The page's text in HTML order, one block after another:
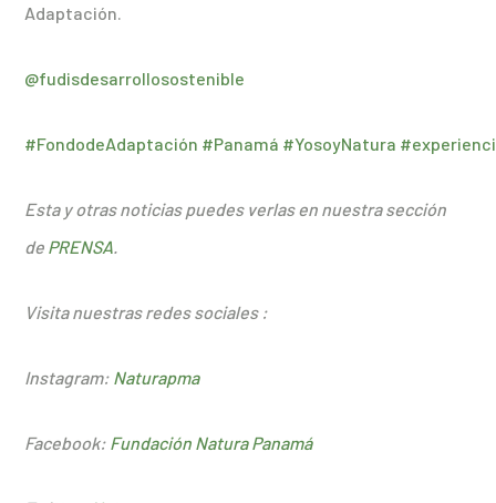
Adaptación.
@fudisdesarrollosostenible
#FondodeAdaptación #Panamá #YosoyNatura
Esta y otras noticias puedes verlas en nuestra sección
de PRENSA
Visita nuestras redes sociales :
Instagram: Naturapma
Facebook: Fundación Natura Panamá